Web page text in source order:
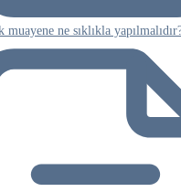
ne sıklıkla